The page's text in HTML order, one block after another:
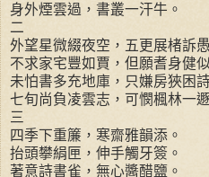
身外煙雲過，書叢一汗牛。
二
外望星微綴夜空，五更展楮訴
不求家宅豐如賈，但願耆身健
未怕書多充地庫，只嫌房狹困
七旬尚負凌雲志，可憫楓林一
三
四季下重簾，寒齋雅韻添。
抬頭攀絹匣，伸手觸牙簽。
著意詩書雀，無心醬醋鹽。